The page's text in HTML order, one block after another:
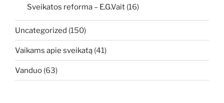
Sveikatos reforma – E.G.Vait (16)
Uncategorized (150)
Vaikams apie sveikatą (41)
Vanduo (63)